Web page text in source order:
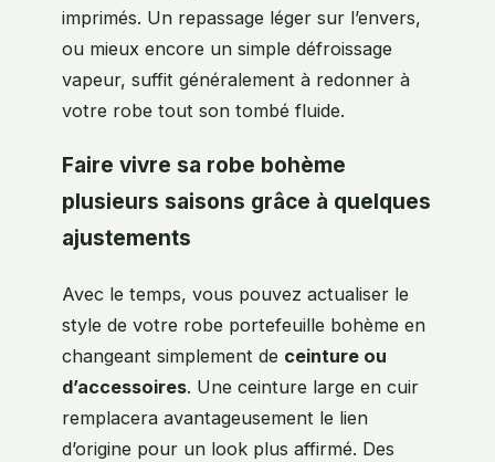
imprimés. Un repassage léger sur l’envers,
ou mieux encore un simple défroissage
vapeur, suffit généralement à redonner à
votre robe tout son tombé fluide.
Faire vivre sa robe bohème
plusieurs saisons grâce à quelques
ajustements
Avec le temps, vous pouvez actualiser le
style de votre robe portefeuille bohème en
changeant simplement de ceinture ou
d’accessoires. Une ceinture large en cuir
remplacera avantageusement le lien
d’origine pour un look plus affirmé. Des